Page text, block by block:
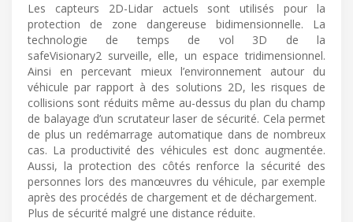
Les capteurs 2D-Lidar actuels sont utilisés pour la
protection de zone dangereuse bidimensionnelle. La
technologie de temps de vol 3D de la
safeVisionary2 surveille, elle, un espace tridimensionnel.
Ainsi en percevant mieux l’environnement autour du
véhicule par rapport à des solutions 2D, les risques de
collisions sont réduits même au-dessus du plan du champ
de balayage d’un scrutateur laser de sécurité. Cela permet
de plus un redémarrage automatique dans de nombreux
cas. La productivité des véhicules est donc augmentée.
Aussi, la protection des côtés renforce la sécurité des
personnes lors des manœuvres du véhicule, par exemple
après des procédés de chargement et de déchargement.
Plus de sécurité malgré une distance réduite.